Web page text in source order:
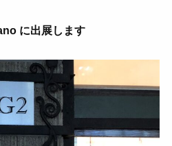
に出展します